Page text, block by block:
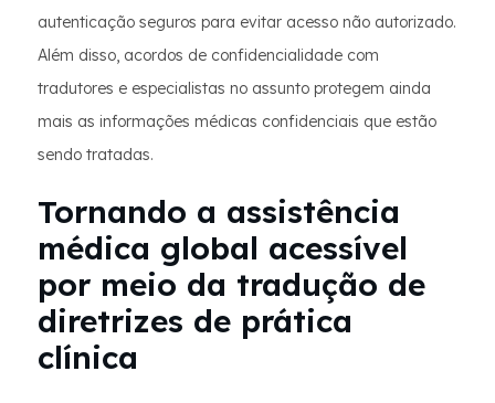
autenticação seguros para evitar acesso não autorizado.
Além disso, acordos de confidencialidade com
tradutores e especialistas no assunto protegem ainda
mais as informações médicas confidenciais que estão
sendo tratadas.
Tornando a assistência
médica global acessível
por meio da tradução de
diretrizes de prática
clínica